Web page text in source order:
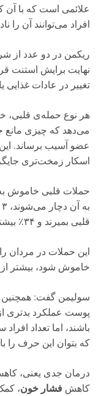
علائمی است که با
افراد می‌توانند آن را
ریکمن در دو عدد از
نهایت برایش استنت
تغییر در عادات غذایی
هر نوع حمله‌ی قلبی،
می‌دهد که چیزی مانع
عضو آسیب برساند.
اسکار زمخت‌تری
حملات قلبی خاموش
قلبی بمیرند و ۳۴٪ بیشتر احتمال دارد تا به هر دلیل دیگری بمیرند.
این حملات در مردان
خاموش شود، بیشتر از
سولیمن گفت: همچنین
پوست عملکرد بدتری
باشند، اما تعداد
که بتوان این حرف را
درمان جدی یعنی،
کاهش فشار خون،